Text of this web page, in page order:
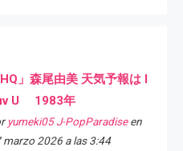
HQ」森尾由美 天気予報は I
U 1983年
yumeki05 J-PopParadiseen
marzo 2026 a las 3:44